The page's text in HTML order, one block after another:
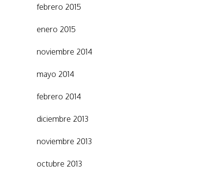
febrero 2015
enero 2015
noviembre 2014
mayo 2014
febrero 2014
diciembre 2013
noviembre 2013
octubre 2013